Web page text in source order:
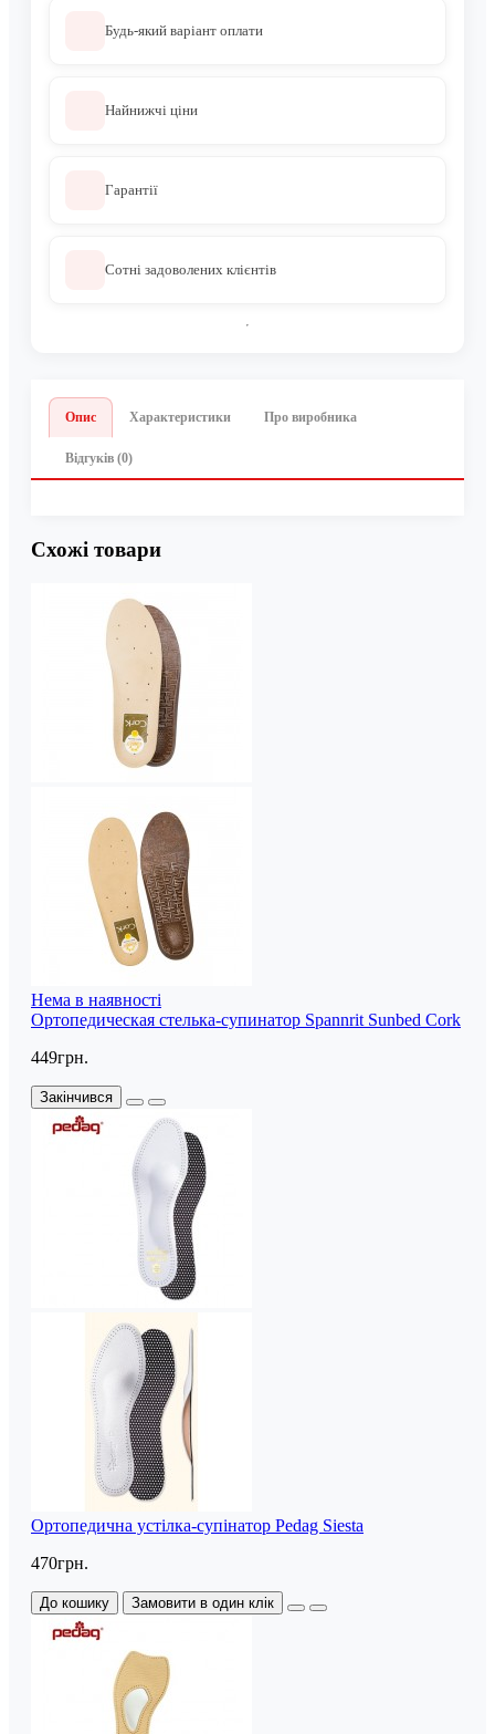
Будь-який варіант оплати
Найнижчі ціни
Гарантії
Сотні задоволених клієнтів
Опис Характеристики Про виробника
Відгуків (0)
Схожі товари
Нема в наявності
Ортопедическая стелька-супинатор Spannrit Sunbed Cork
449грн.
Закінчився
Ортопедична устілка-супінатор Pedag Siesta
470грн.
До кошику Замовити в один клік